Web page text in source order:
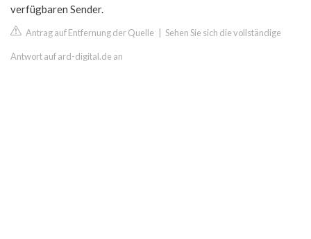
verfügbaren Sender.
Antrag auf Entfernung der Quelle Sehen Sie sich die vollständige
Antwort auf ard-digital.de an